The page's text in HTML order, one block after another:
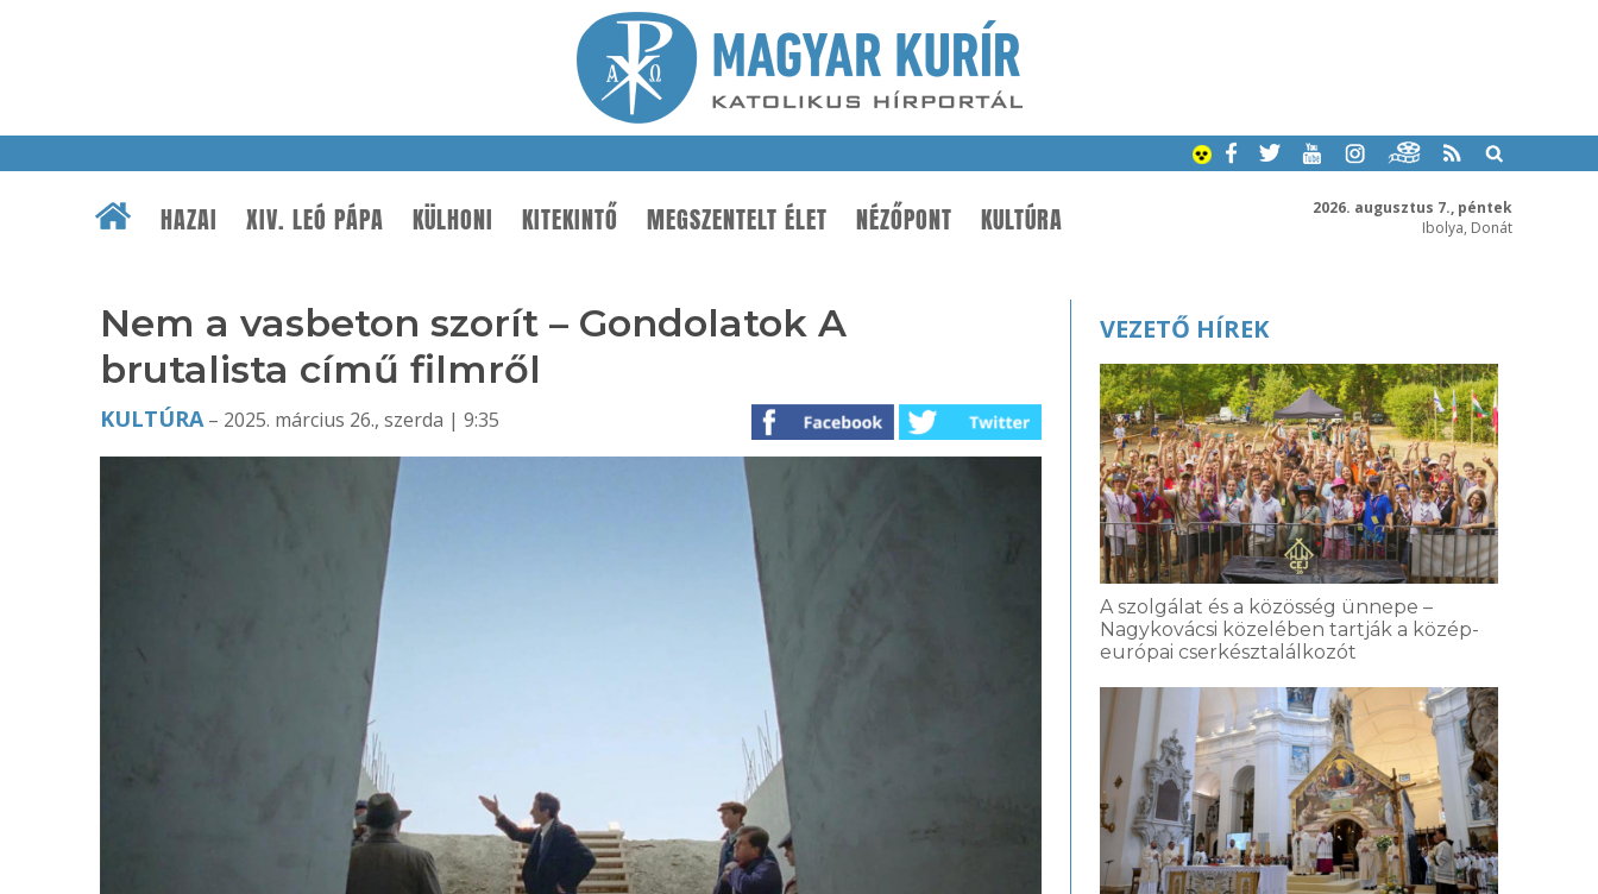
2026. augusztus 7., péntek
Ibolya, Donát
HAZAI XIV. LEÓ PÁPA KÜLHONI KITEKINTŐ MEGSZENTELT ÉLET NÉZŐPONT KULTÚRA
Nem a vasbeton szorít – Gondolatok A
brutalista című filmről
KULTÚRA– 2025. március 26., szerda | 9:35
VEZETŐ HÍREK
A szolgálat és a közösség ünnepe –
Nagykovácsi közelében tartják a közép-
európai cserkésztalálkozót